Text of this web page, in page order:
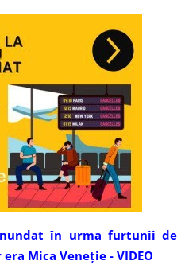
în urma furtunii de
Mica Veneție - VIDEO